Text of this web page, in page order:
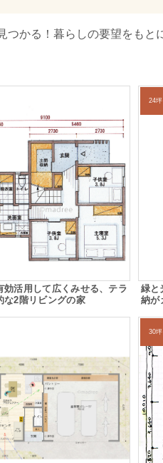
つかる！暮らしの要望をも
効活用して広くみせる、テラ
な2階リビングの家
24坪
緑と
納が
30坪